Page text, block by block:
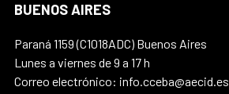
BUENOS AIRES
Paraná 1159 (C1018ADC) Buenos Aires
Lunes a viernes de 9 a 17 h
Correo electrónico: info.cceba@aecid.es